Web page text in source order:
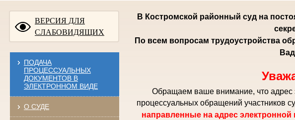
ВЕРСИЯ ДЛЯ
СЛАБОВИДЯЩИХ
ПОДАЧА
ПРОЦЕССУАЛЬНЫХ
ДОКУМЕНТОВ В
ЭЛЕКТРОННОМ ВИДЕ
О СУДЕ
В Костромской районный суд на
По всем вопросам трудоустройства
Обращаем ваше внимание, что адрес
процессуальных обращений участников
направленные на адрес